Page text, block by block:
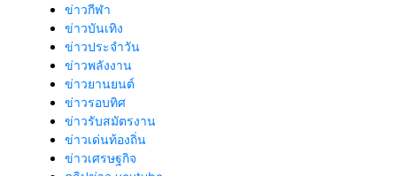
ข่าวกีฬา
ข่าวบันเทิง
ข่าวประจำวัน
ข่าวพลังงาน
ข่าวยานยนต์
ข่าวรอบทิศ
ข่าวรับสมัตรงาน
ข่าวเด่นท้องถิ่น
ข่าวเศรษฐกิจ